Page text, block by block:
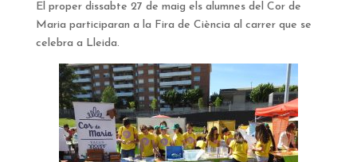
El proper dissabte 27 de maig els alumnes del Cor de
Maria participaran a la Fira de Ciència al carrer que se
celebra a Lleida.